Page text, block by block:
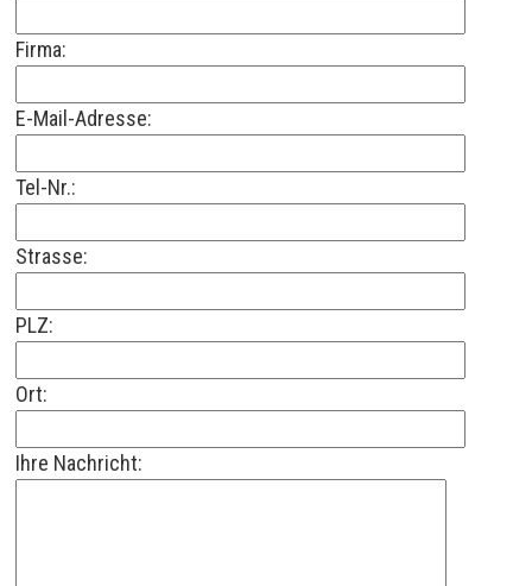
Firma:
E-Mail-Adresse:
Tel-Nr.:
Strasse:
PLZ:
Ort:
Ihre Nachricht: